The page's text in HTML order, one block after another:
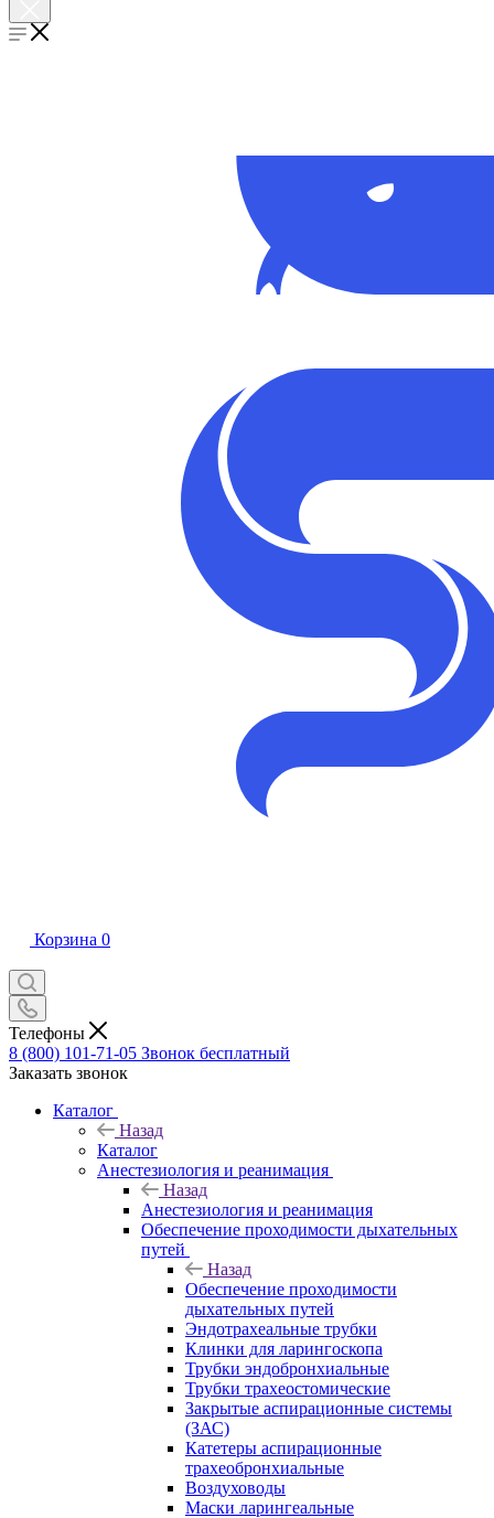
Корзина 0
Телефоны
8 (800) 101-71-05 Звонок бесплатный
Заказать звонок
Каталог
Назад
Каталог
Анестезиология и реанимация
Назад
Анестезиология и реанимация
Обеспечение проходимости дыхательных
путей
Назад
Обеспечение проходимости
дыхательных путей
Эндотрахеальные трубки
Клинки для ларингоскопа
Трубки эндобронхиальные
Трубки трахеостомические
Закрытые аспирационные системы
(ЗАС)
Катетеры аспирационные
трахеобронхиальные
Воздуховоды
Маски ларингеальные